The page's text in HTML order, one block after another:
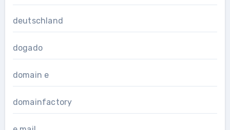
deutschland
dogado
domain e
domainfactory